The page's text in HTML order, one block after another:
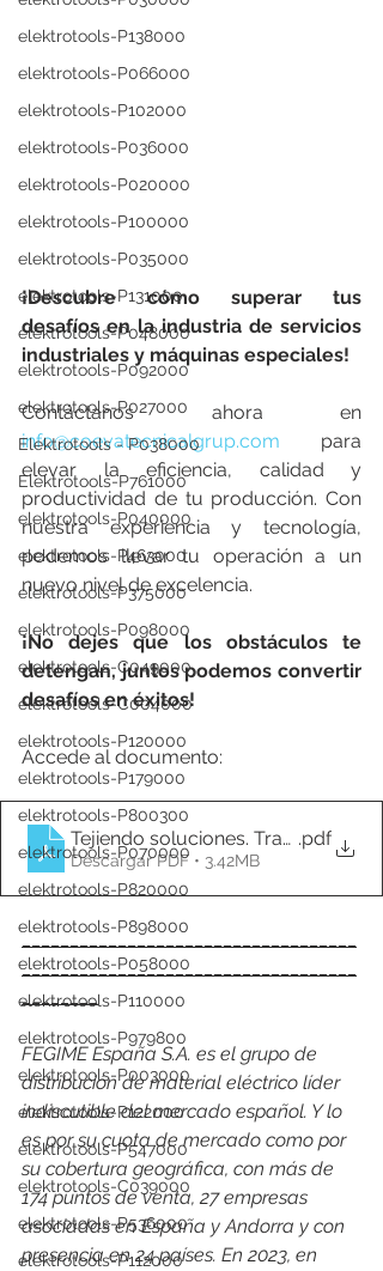
elektrotools-P138000
elektrotools-P066000
elektrotools-P102000
elektrotools-P036000
elektrotools-P020000
elektrotools-P100000
elektrotools-P035000
elektrotools-P131000
elektrotools-P048000
elektrotools-P092000
elektrotools-P027000
Elektrotools - P038000
Elektrotools-P761000
elektrotools-P040000
elektrotools-P463000
elektrotools-P375000
elektrotools-P098000
elektrotools-C049000
elektrotools-C004000
elektrotools-P120000
elektrotools-P179000
elektrotools-P800300
elektrotools-P070000
elektrotools-P820000
elektrotools-P898000
elektrotools-P058000
elektrotools-P110000
elektrotools-P979800
elektrotools-P003000
elektrotools-P122000
elektrotools-P547000
elektrotools-C039000
elektrotools-P536000
elektrotools-P112000
¡Descubre cómo superar tus
desafíos en la industria de servicios
industriales y máquinas especiales!
info@coevatecnicalgrup.com para
elevar la eficiencia, calidad y
productividad de tu producción. Con
nuestra experiencia y tecnología,
podemos llevar tu operación a un
nuevo nivel de excelencia.
¡No dejes que los obstáculos te
detengan, juntos podemos convertir
desafíos en éxitos!
Accede al documento:
Tejiendo soluciones. .pdf
Descargar PDF • 3.42MB
___________________________________
___________________________________
________
FEGIME España S.A. es el grupo de
distribución de material eléctrico líder
indiscutible del mercado español. Y lo
es por su cuota de mercado como por
su cobertura geográfica, con más de
174 puntos de venta, 27 empresas
asociadas en España y Andorra y con
presencia en 24 países. En 2023, en